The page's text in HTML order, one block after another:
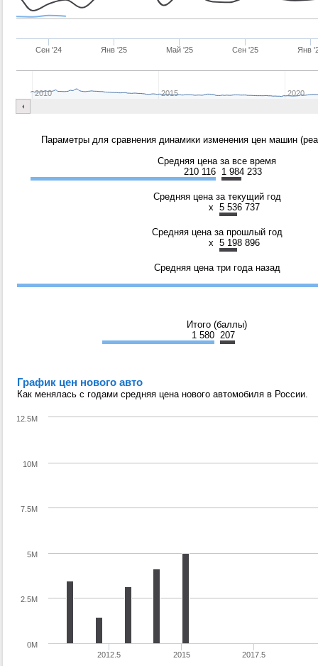
Сен '24 Янв '25 Май '25 Сен '25 Янв
2010 2015 2020
Параметры для сравнения динамики изменения цен машин
Средняя цена за все время
210 116 1 984 233
Средняя цена за текущий год
x 5 536 737
Средняя цена за прошлый год
x 5 198 896
Средняя цена три года назад
Итого (баллы)
1 580 207
График цен нового авто
Как менялась с годами средняя цена нового автомобиля в России.
2012.5 2015 2017.5
0M
10M
2.5M
5M
7.5M
12.5M